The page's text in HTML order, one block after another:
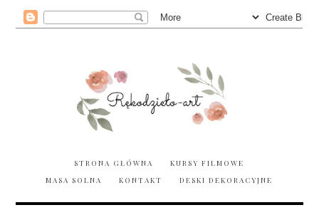
STRONA GŁÓWNA
KURSY FILMOWE
MASA SOLNA
KONTAKT DESKI DEKORACYJNE